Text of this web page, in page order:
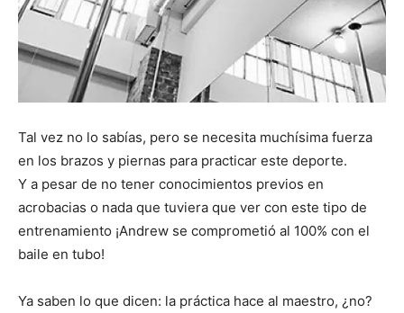
Tal vez no lo sabías, pero se necesita muchísima fuerza
en los brazos y piernas para practicar este deporte.
Y a pesar de no tener conocimientos previos en
acrobacias o nada que tuviera que ver con este tipo de
entrenamiento ¡Andrew se comprometió al 100% con el
baile en tubo!
Ya saben lo que dicen: la práctica hace al maestro, ¿no?